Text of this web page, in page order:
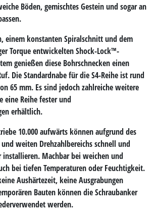
Böden, gemischtes Gestein und sogar an
einem konstanten Spiralschnitt und dem
Torque entwickelten Shock-Lock™-
genießen diese Bohrschnecken einen
Die Standardnabe für die S4-Reihe ist rund
65 mm. Es sind jedoch zahlreiche weitere
eine Reihe fester und
erhältlich.
10.000 aufwärts können aufgrund des
weiten Drehzahlbereichs schnell und
installieren. Machbar bei weichen und
bei tiefen Temperaturen oder Feuchtigkeit.
Aushärtezeit, keine Ausgrabungen
Bauten können die Schraubanker
werden.